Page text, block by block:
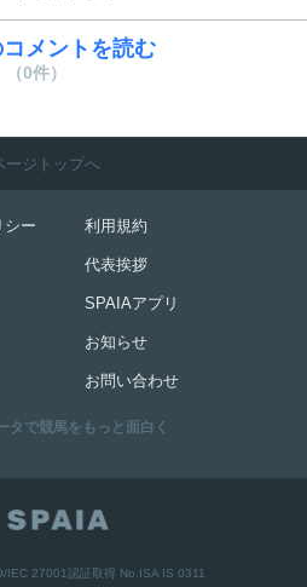
メントを読む
（0件）
ージトップへ
シー 利用規約
代表挨拶
SPAIAアプリ
お知らせ
お問い合わせ
タで競馬をもっと面白く
IEC 27001認証取得 No.ISA IS 0311